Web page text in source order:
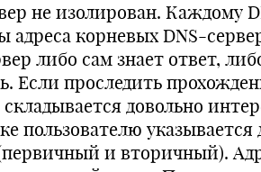
не изолирован. Каждому
адреса корневых DNS-
либо сам знает ответ,
Если проследить
довольно
пользователю указывается
и вторичный).